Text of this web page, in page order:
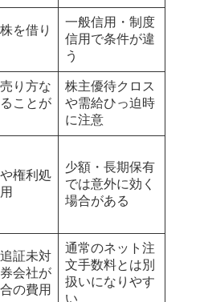
を借り
一般信用・制度
信用で条件が違
う
り方な
ことが
株主優待クロス
や需給ひっ迫時
に注意
権利処
少額・長期保有
では意外に効く
場合がある
証未対
会社が
の費用
通常のネット注
文手数料とは別
扱いになりやす
い